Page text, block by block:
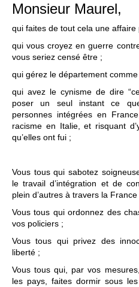
Monsieur Maurel,
qui faites de tout cela une affaire
qui vous croyez en guerre
vous seriez censé être ;
qui gérez le département
qui avez le cynisme de dire
poser un seul instant ce
personnes intégrées en
racisme en Italie, et risquant
qu’elles ont fui ;
Vous tous qui sabotez
le travail d’intégration et de
plein d’autres à travers la
Vous tous qui ordonnez des
vos policiers ;
Vous tous qui privez des
liberté ;
Vous tous qui, par vos
les pays, faites dormir sous